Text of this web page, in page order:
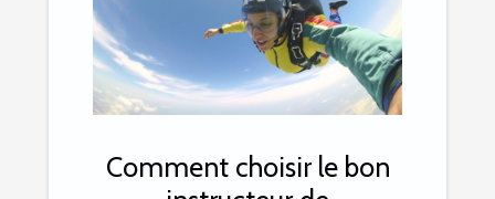
Comment choisir le bon